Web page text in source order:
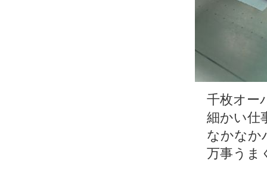
千枚オー
細かい仕
なかなか
万事うま